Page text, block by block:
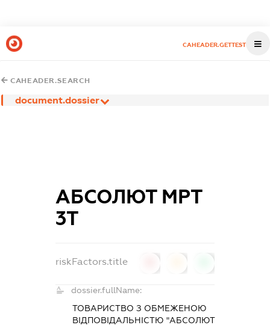
CAHEADER.GETTEST
CAHEADER.SEARCH
document.dossier
АБСОЛЮТ МРТ
3Т
riskFactors.title
dossier.fullName:
ТОВАРИСТВО З ОБМЕЖЕНОЮ
ВІДПОВІДАЛЬНІСТЮ "АБСОЛЮТ